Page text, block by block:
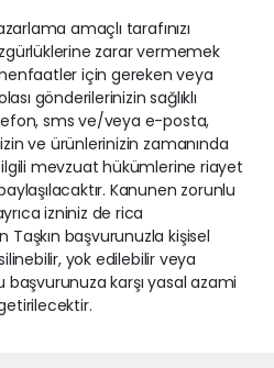
amaçlı tarafınızı
zarar vermemek
için gereken veya
gönderilerinizin sağlıklı
sms ve/veya e-posta,
ve ürünlerinizin zamanında
ilgili mevzuat hükümlerine riayet
Kanunen zorunlu
izniniz de rica
Taşkın başvurunuzla kişisel
yok edilebilir veya
karşı yasal azami